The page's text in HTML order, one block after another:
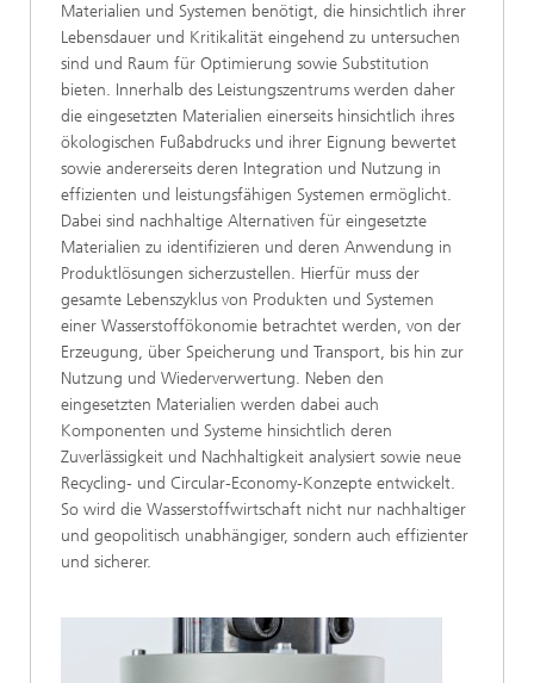
Materialien und Systemen benötigt, die hinsichtlich ihrer
Lebensdauer und Kritikalität eingehend zu untersuchen
sind und Raum für Optimierung sowie Substitution
bieten. Innerhalb des Leistungszentrums werden daher
die eingesetzten Materialien einerseits hinsichtlich ihres
ökologischen Fußabdrucks und ihrer Eignung bewertet
sowie andererseits deren Integration und Nutzung in
effizienten und leistungsfähigen Systemen ermöglicht.
Dabei sind nachhaltige Alternativen für eingesetzte
Materialien zu identifizieren und deren Anwendung in
Produktlösungen sicherzustellen. Hierfür muss der
gesamte Lebenszyklus von Produkten und Systemen
einer Wasserstoffökonomie betrachtet werden, von der
Erzeugung, über Speicherung und Transport, bis hin zur
Nutzung und Wiederverwertung. Neben den
eingesetzten Materialien werden dabei auch
Komponenten und Systeme hinsichtlich deren
Zuverlässigkeit und Nachhaltigkeit analysiert sowie neue
Recycling- und Circular-Economy-Konzepte entwickelt.
So wird die Wasserstoffwirtschaft nicht nur nachhaltiger
und geopolitisch unabhängiger, sondern auch effizienter
und sicherer.